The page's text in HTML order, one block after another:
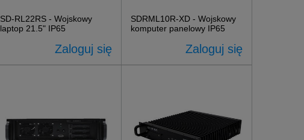
SD-RL22RS - Wojskowy
laptop 21.5" IP65
Zaloguj się
SDRML10R-XD - Wojskowy
komputer panelowy IP65
Zaloguj się